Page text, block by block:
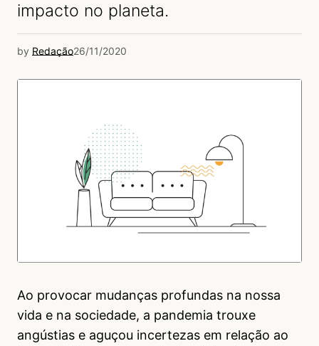
impacto no planeta.
by Redação26/11/2020
Ao provocar mudanças profundas na nossa
vida e na sociedade, a pandemia trouxe
angústias e aguçou incertezas em relação ao